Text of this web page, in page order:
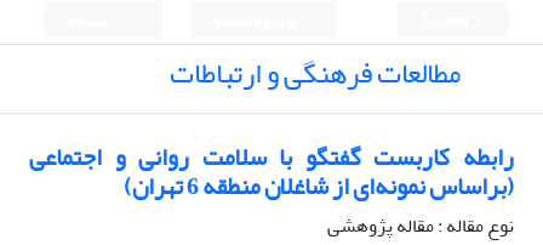
مطالعات فرهنگی و ارتباطات
رابطه کاربست گفتگو با سلامت روانی و اجتماعی
(براساس نمونه‌ای از شاغلان منطقه 6 تهران)
نوع مقاله : مقاله پژوهشی